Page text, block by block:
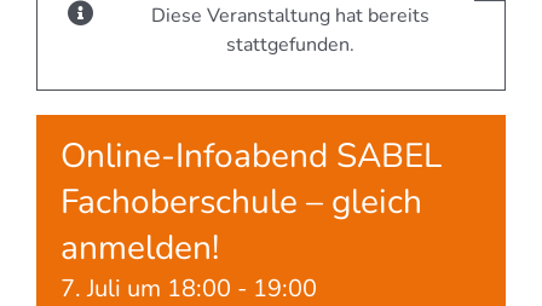
Diese Veranstaltung hat bereits
stattgefunden.
Online-Infoabend SABEL
Fachoberschule – gleich
anmelden!
7. Juli um 18:00 - 19:00